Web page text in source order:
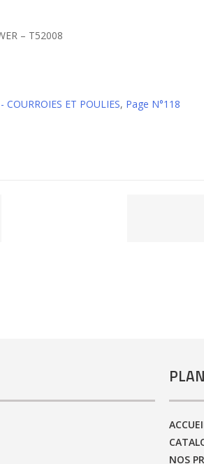
– T52008
COURROIES ET POULIES, Page N°118
NOS